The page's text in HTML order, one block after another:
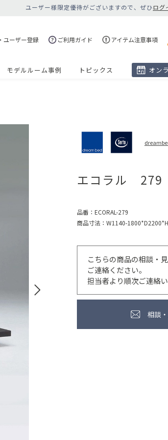
ユーザー様限定優待がございますので、ぜひログ
ユーザー登録 ご利用ガイド アイテム注意事項
モデルルーム事例 トピックス オン
エコラル 279
品番： ECORAL-279
商品寸法： W1140-
こちらの商品の相談・
ご連絡ください。
担当者より順次ご連絡い
相談